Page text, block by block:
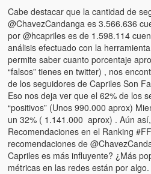
Cabe destacar que la cantidad de
@ChavezCandanga es 3.566.636
por @hcapriles es de 1.598.114
análisis efectuado con la
permite saber cuanto porcentaje
“falsos” tienes en twitter) , nos
de los seguidores de Capriles Son
Eso nos deja ver que el 62% de los
“positivos” (Unos 990.000 aprox)
un 32% ( 1.141.000 aprox) . Aún
Recomendaciones en el Ranking
recomendaciones de
Capriles es más influyente? ¿Más
métricas en las redes están por algo.